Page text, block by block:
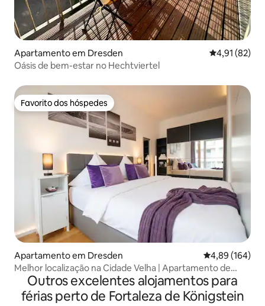
Apartamento em Dresden Classificação
4,91 (82)
Oásis de bem-estar no Hechtviertel
Favorito dos hóspedes
Favorito dos hóspedes
Apartamento em Dresden Classificação
4,89 (164)
Melhor localização na Cidade Velha | Apartamento de
design | Vista: Zwinger
Outros excelentes alojamentos para
férias perto de Fortaleza de Königstein